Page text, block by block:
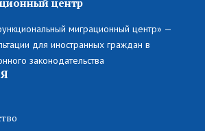
центр
миграционный центр» —
для иностранных граждан в
законодательства